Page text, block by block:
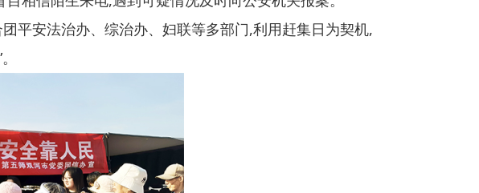
平安法治办、综治办、妇联等多部门,利用赶集日为契机,